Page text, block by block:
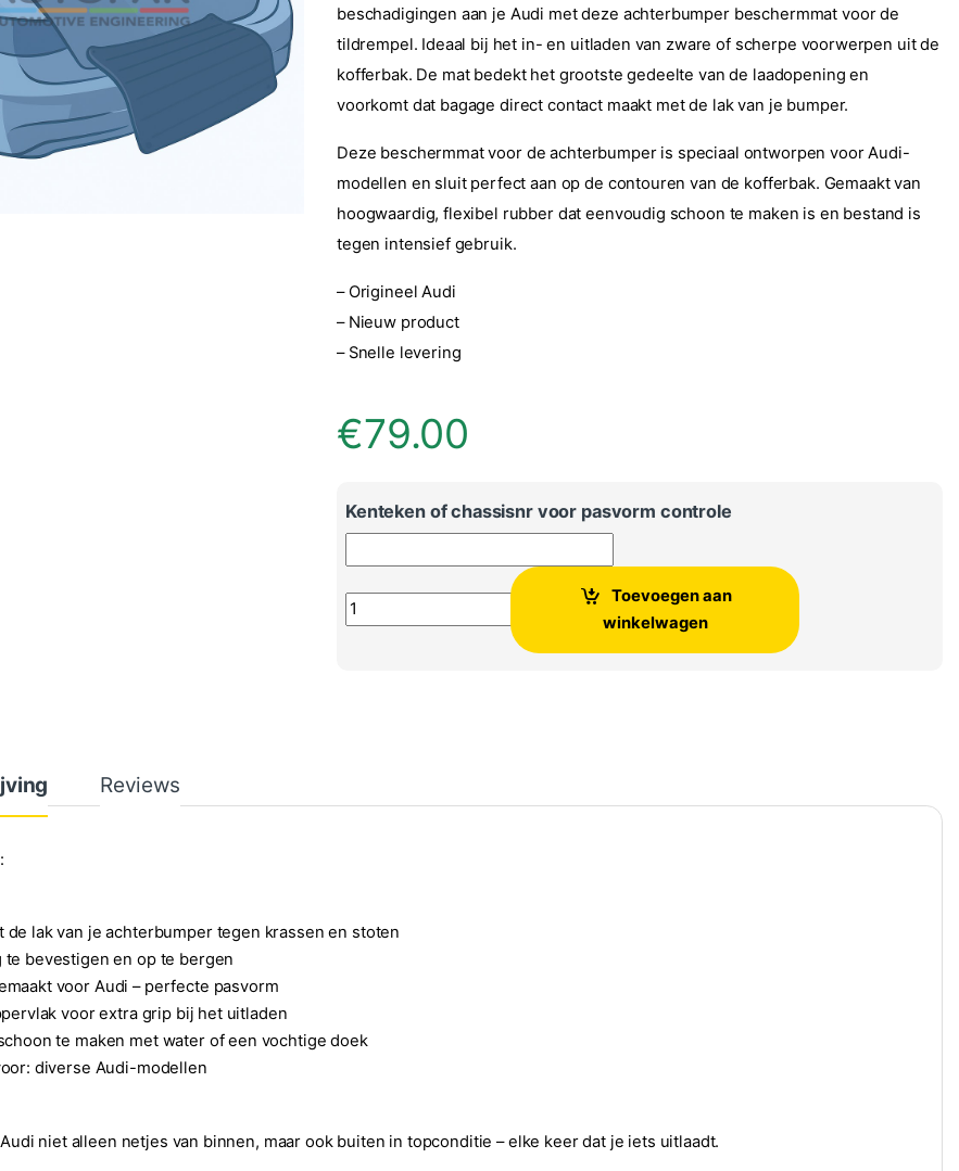
beschadigingen aan je Audi met deze achterbumper beschermmat voor de
tildrempel. Ideaal bij het in- en uitladen van zware of scherpe voorwerpen uit de
kofferbak. De mat bedekt het grootste gedeelte van de laadopening en
voorkomt dat bagage direct contact maakt met de lak van je bumper.
Deze beschermmat voor de achterbumper is speciaal ontworpen voor Audi-
modellen en sluit perfect aan op de contouren van de kofferbak. Gemaakt van
hoogwaardig, flexibel rubber dat eenvoudig schoon te maken is en bestand is
tegen intensief gebruik.
– Origineel Audi
– Nieuw product
– Snelle levering
€79.00
Kenteken of chassisnr voor pasvorm controle
Audi achterbumper beschermmat voor tildrempel aantal
Toevoegen aan
winkelwagen
Reviews
de lak van je achterbumper tegen krassen en stoten
te bevestigen en op te bergen
voor Audi – perfecte pasvorm
voor extra grip bij het uitladen
te maken met water of een vochtige doek
diverse Audi-modellen
niet alleen netjes van binnen, maar ook buiten in topconditie – elke keer dat je iets uitlaadt.